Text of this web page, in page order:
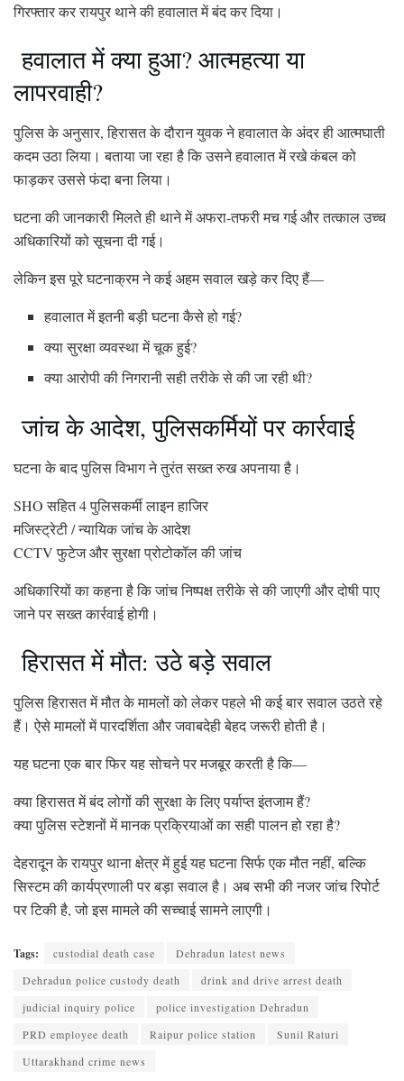
गिरफ्तार कर रायपुर थाने की हवालात में बंद कर दिया।
हवालात में क्या हुआ? आत्महत्या या
लापरवाही?
पुलिस के अनुसार, हिरासत के दौरान युवक ने हवालात के अंदर ही आत्मघाती
कदम उठा लिया। बताया जा रहा है कि उसने हवालात में रखे कंबल को
फाड़कर उससे फंदा बना लिया।
घटना की जानकारी मिलते ही थाने में अफरा-तफरी मच गई और तत्काल उच्च
अधिकारियों को सूचना दी गई।
लेकिन इस पूरे घटनाक्रम ने कई अहम सवाल खड़े कर दिए हैं—
हवालात में इतनी बड़ी घटना कैसे हो गई?
क्या सुरक्षा व्यवस्था में चूक हुई?
क्या आरोपी की निगरानी सही तरीके से की जा रही थी?
जांच के आदेश, पुलिसकर्मियों पर कार्रवाई
घटना के बाद पुलिस विभाग ने तुरंत सख्त रुख अपनाया है।
SHO सहित 4 पुलिसकर्मी लाइन हाजिर
मजिस्ट्रेटी / न्यायिक जांच के आदेश
CCTV फुटेज और सुरक्षा प्रोटोकॉल की जांच
अधिकारियों का कहना है कि जांच निष्पक्ष तरीके से की जाएगी और दोषी पाए
जाने पर सख्त कार्रवाई होगी।
हिरासत में मौत: उठे बड़े सवाल
पुलिस हिरासत में मौत के मामलों को लेकर पहले भी कई बार सवाल उठते रहे
हैं। ऐसे मामलों में पारदर्शिता और जवाबदेही बेहद जरूरी होती है।
यह घटना एक बार फिर यह सोचने पर मजबूर करती है कि—
क्या हिरासत में बंद लोगों की सुरक्षा के लिए पर्याप्त इंतजाम हैं?
क्या पुलिस स्टेशनों में मानक प्रक्रियाओं का सही पालन हो रहा है?
देहरादून के रायपुर थाना क्षेत्र में हुई यह घटना सिर्फ एक मौत नहीं, बल्कि
सिस्टम की कार्यप्रणाली पर बड़ा सवाल है। अब सभी की नजर जांच रिपोर्ट
पर टिकी है, जो इस मामले की सच्चाई सामने लाएगी।
Tags: custodial death case
Dehradun latest news
Dehradun police custody death
drink and drive arrest death
judicial inquiry police
police investigation Dehradun
PRD employee death
Raipur police station
Sunil Raturi
Uttarakhand crime news